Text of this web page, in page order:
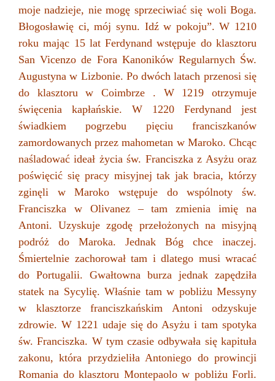
moje nadzieje, nie mogę sprzeciwiać się woli Boga.
Błogosławię ci, mój synu. Idź w pokoju”. W 1210
roku mając 15 lat Ferdynand wstępuje do klasztoru
San Vicenzo de Fora Kanoników Regularnych Św.
Augustyna w Lizbonie. Po dwóch latach przenosi się
do klasztoru w Coimbrze . W 1219 otrzymuje
święcenia kapłańskie. W 1220 Ferdynand jest
świadkiem pogrzebu pięciu franciszkanów
zamordowanych przez mahometan w Maroko. Chcąc
naśladować ideał życia św. Franciszka z Asyżu oraz
poświęcić się pracy misyjnej tak jak bracia, którzy
zginęli w Maroko wstępuje do wspólnoty św.
Franciszka w Olivanez – tam zmienia imię na
Antoni. Uzyskuje zgodę przełożonych na misyjną
podróż do Maroka. Jednak Bóg chce inaczej.
Śmiertelnie zachorował tam i dlatego musi wracać
do Portugalii. Gwałtowna burza jednak zapędziła
statek na Sycylię. Właśnie tam w pobliżu Messyny
w klasztorze franciszkańskim Antoni odzyskuje
zdrowie. W 1221 udaje się do Asyżu i tam spotyka
św. Franciszka. W tym czasie odbywała się kapituła
zakonu, która przydzieliła Antoniego do prowincji
Romania do klasztoru Montepaolo w pobliżu Forli.